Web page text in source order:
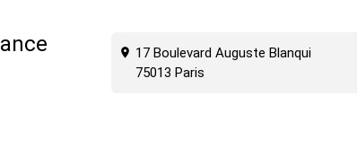
17 Boulevard Auguste Blanqui
75013 Paris